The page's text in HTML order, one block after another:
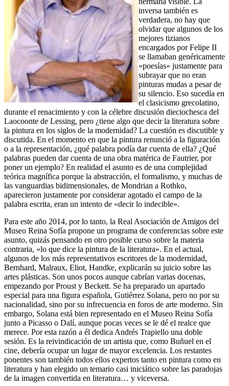
inversa también es
verdadera, no hay que
olvidar que algunos de los
mejores tizianos
encargados por Felipe II
se llamaban genéricamente
«poesías» justamente para
subrayar que no eran
pinturas mudas a pesar de
su silencio. Eso sucedía en
el clasicismo grecolatino,
durante el renacimiento y con la célebre discusión dieciochesca del
Laocoonte de Lessing, pero ¿tiene algo que decir la literatura sobre
la pintura en los siglos de la modernidad? La cuestión es discutible y
discutida. En el momento en que la pintura renunció a la figuración
o a la representación, ¿qué palabra podía dar cuenta de ella? ¿Qué
palabras pueden dar cuenta de una obra matérica de Fautrier, por
poner un ejemplo? En realidad el asunto es de una complejidad
teórica magnífica porque la abstracción, el formalismo, y muchas de
las vanguardias bidimensionales, de Mondrian a Rothko,
aparecieron justamente por considerar agotado el campo de la
palabra escrita, eran un intento de «decir lo indecible».
Para este año 2014, por lo tanto, la Real Asociación de Amigos del
Museo Reina Sofía propone un programa de conferencias sobre este
asunto, quizás pensando en otro posible curso sobre la materia
contraria, «lo que dice la pintura de la literatura». En el actual,
algunos de los más representativos escritores de la modernidad,
Bernhard, Malraux, Eliot, Handke, explicarán su juicio sobre las
artes plásticas. Son unos pocos aunque cabrían varias docenas,
empezando por Proust y Beckett. Se ha preparado un apartado
especial para una figura española, Gutiérrez Solana, pero no por su
nacionalidad, sino por su infrecuencia en foros de arte moderno. Sin
embargo, Solana está bien representado en el Museo Reina Sofía
junto a Picasso o Dalí, aunque pocas veces se le dé el realce que
merece. Por esta razón a él dedica Andrés Trapiello una doble
sesión. Es la reivindicación de un artista que, como Buñuel en el
cine, debería ocupar un lugar de mayor excelencia. Los restantes
ponentes son también todos ellos expertos tanto en pintura como en
literatura y han elegido un temario casi iniciático sobre las paradojas
de la imagen convertida en literatura… y viceversa.